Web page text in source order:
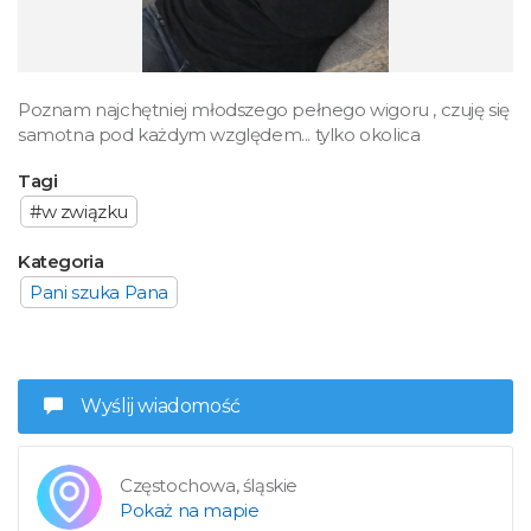
Poznam najchętniej młodszego pełnego wigoru , czuję się
samotna pod każdym względem... tylko okolica
Tagi
#w związku
Kategoria
Pani szuka Pana
Wyślij wiadomość
Częstochowa, śląskie
Pokaż na mapie